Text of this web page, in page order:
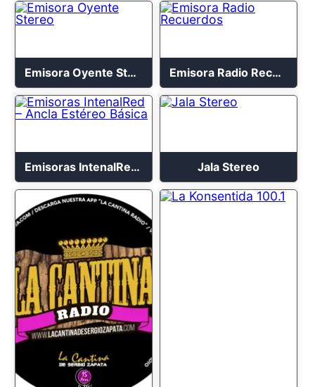
Emisora Oyente Stereo Emisora Radio Recuerdos
Emisoras IntenalRed – Ancla Estéreo Básica Jala Stereo